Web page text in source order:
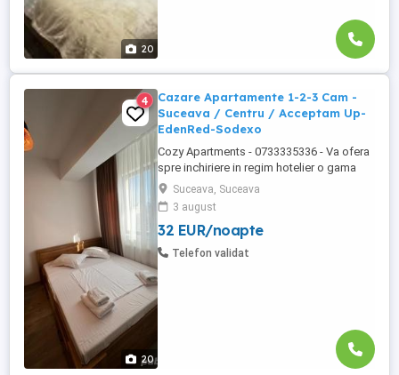
20
20
4
Cazare Apartamente 1-2-3 Cam -
Suceava / Centru / Acceptam Up-
EdenRed-Sodexo
Cozy Apartments - 0733335336 - Va ofera
spre inchiriere in regim hotelier o gama
variata de apartamente si garsoniere
situate in puncte cheie ale orasului
Suceava: Bulevardul George Enescu.
Kaufland George Enescu In centrul
Orasului pe Esplanada langa McDonald's.
Suceava, Suceava
3 august
32 EUR/noapte
Telefon validat